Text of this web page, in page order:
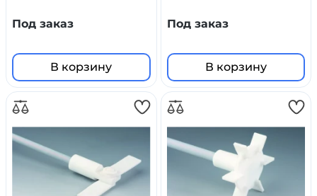
Под заказ
В корзину
Под заказ
В корзину